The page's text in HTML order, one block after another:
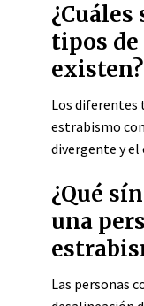
tipos
existen?
Los diferentes
estrabismo
divergente y
¿Qué
una
Las personas